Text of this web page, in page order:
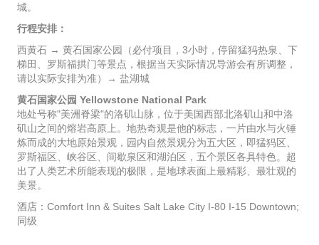
城。
行程安排：
西黄石 → 黄石国家公园（必付项目，3小时，停留猛犸热泉、下
梯田、罗斯福拱门等景点，根据当天实际情况导游会有所调整，
请以实际安排为准）→ 盐湖城
黄石国家公园 Yellowstone National Park
地处号称"美洲脊梁"的洛矶山脉，位于美国西部北洛矶山和中洛
矶山之间的熔岩高原上。地热奇观是他的标志，一片由水与火锤
炼而成的大地原始景观，园内自然景观分为五大区，即猛犸区、
罗斯福区、峡谷区、间歇泉区和湖泊区，五个景区各具特色。超
出了人类艺术所能表现的极限，是地球表面上最精彩、最壮观的
美景。
酒店：Comfort Inn & Suites Salt Lake City I-80 I-15 Downtown;
同级